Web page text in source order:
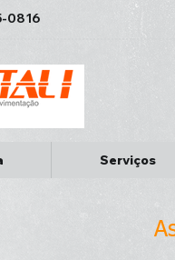
0816
Serviços